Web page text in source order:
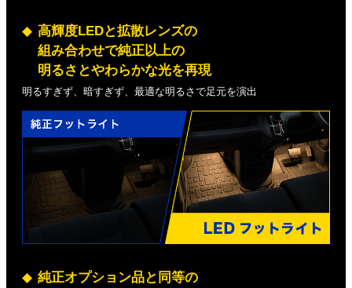
高輝度LEDと拡散レンズの
組み合わせで純正以上の
明るさとやわらかな光を再現
明るすぎず、暗すぎず、最適な明るさで足元を演出
純正オプション品と同等の